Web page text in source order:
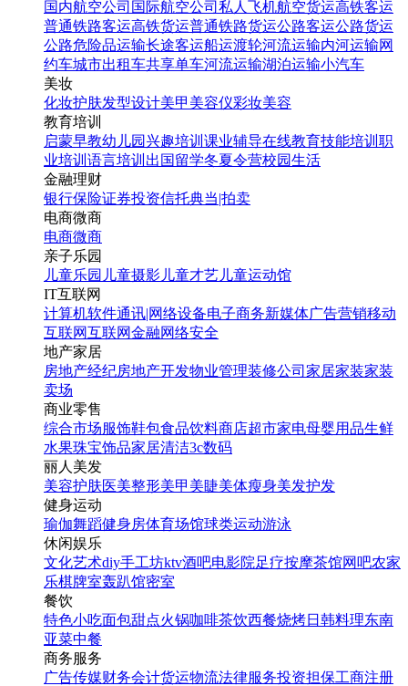
国内航空公司 国际航空公司 私人飞机航空货运高铁客运
普通铁路客运高铁货运普通铁路货运公路客运公路货运
公路危险品运输长途客运船运渡轮河流运输内河运输网
约车城市出租车共享单车河流运输湖泊运输小汽车
美妆
化妆护肤发型设计美甲 美容仪彩妆美容
教育培训
启蒙早教幼儿园 兴趣培训 课业辅导在线教育技能培训 职
业培训 语言培训 出国留学冬夏令营校园生活
金融理财
银行保险证券投资信托典当|拍卖
电商微商
电商微商
亲子乐园
儿童乐园 儿童摄影 儿童才艺 儿童运动馆
IT互联网
计算机软件通讯|网络设备电子商务新媒体广告营销移动
互联网互联网金融网络安全
地产家居
房地产经纪房地产开发物业管理装修公司 家居家装家装
卖场
商业零售
综合市场服饰鞋包食品饮料商店超市家电母婴用品生鲜
水果珠宝饰品家居清洁3c数码
丽人美发
美容护肤医美整形美甲美睫美体瘦身美发护发
健身运动
瑜伽舞蹈健身房体育场馆球类运动游泳
休闲娱乐
文化艺术diy手工坊ktv酒吧电影院足疗按摩茶馆网吧农家
乐棋牌室轰趴馆密室
餐饮
特色小吃面包甜点火锅咖啡茶饮西餐烧烤日韩料理东南
亚菜中餐
商务服务
广告传媒财务会计货运物流法律服务投资担保工商注册